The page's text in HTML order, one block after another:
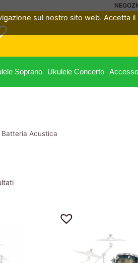
Soprano Ukulele Concerto
Batteria Acustica
sul nostro sito web. Accetta il